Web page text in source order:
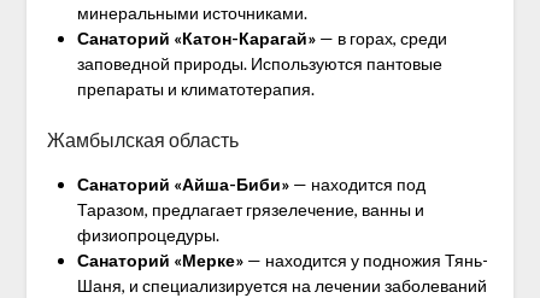
минеральными источниками.
Санаторий «Катон-Карагай»— в горах, среди
заповедной природы. Используются пантовые
препараты и климатотерапия.
Жамбылская область
Санаторий «Айша-Биби»— находится под
Таразом, предлагает грязелечение, ванны и
физиопроцедуры.
Санаторий «Мерке»— находится у подножия Тянь-
Шаня, и специализируется на лечении заболеваний